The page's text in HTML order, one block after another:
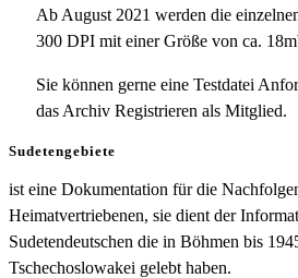
Ab August 2021 werden die
300 DPI mit einer Größe von ca.
Sie können gerne eine Testdatei
das Archiv Registrieren als Mitglied.
Sudetengebiete
ist eine Dokumentation für die
Heimatvertriebenen, sie dient der
Sudetendeutschen die in Böhmen bis
Tschechoslowakei gelebt haben.